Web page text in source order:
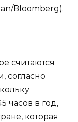
Bloomberg).
считаются
согласно
часов в год,
которая